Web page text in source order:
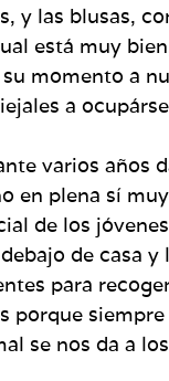
y las blusas,
está muy
momento a
a
varios años
plena sí
de los
de casa
para
porque
se nos da a